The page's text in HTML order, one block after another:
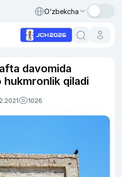
O‘zbekcha
davomida
qiladi
1026